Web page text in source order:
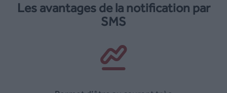
Les avantages de la notification par
SMS